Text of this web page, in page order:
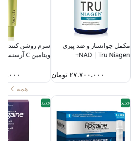
مکمل جوانساز و ضد پیری
NAD | Tru Niagen+
۲۷.۷۰۰.۰۰۰ تومان
سرم روشن کننده
ویتامین C آرسنسیا
همه
جدید جدید